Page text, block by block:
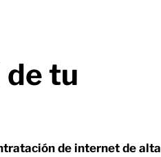
tu
de internet de alta